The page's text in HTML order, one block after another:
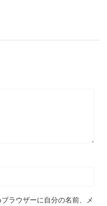
ラウザーに自分の名前、メ